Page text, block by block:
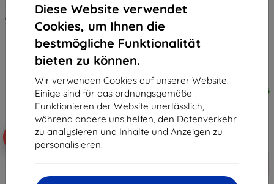
Diese Website verwendet
Cookies, um Ihnen die
bestmögliche Funktionalität
bieten zu können.
Wir verwenden Cookies auf unserer Website.
Einige sind für das ordnungsgemäße
Funktionieren der Website unerlässlich,
während andere uns helfen, den Datenverkehr
zu analysieren und Inhalte und Anzeigen zu
personalisieren.
Guess PU 4G Dreieckslogo
Computertasche 13/14/15" braun
(GUCB15P4DPTW)
57,91 €
52,11 €
Guess PU 4G Triangle Logo
schwarz (GUCB15P4DPTK)
59,90 €
53,92 €
Auf dem Weg 1 Stücke 10. 8. 2026
-10%